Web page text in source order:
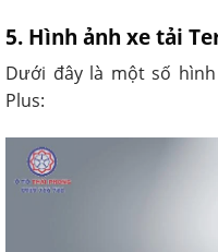
5. Hình ảnh xe tải
Dưới đây là một số
Plus: